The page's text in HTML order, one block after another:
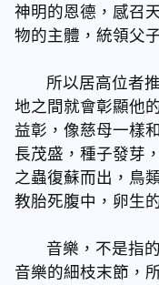
神明的恩德，感召
物的主體，統領父
所以居高位者推
地之間就會彰顯他
益彰，像慈母一樣
長茂盛，種子發芽
之蟲復蘇而出，鳥
教胎死腹中，卵生
音樂，不是指的
音樂的細枝末節，